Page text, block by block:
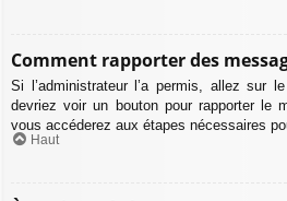
Comment rapporter des
Si l’administrateur l’a permis, allez sur
devriez voir un bouton pour rapporter le
vous accéderez aux étapes nécessaires
Haut